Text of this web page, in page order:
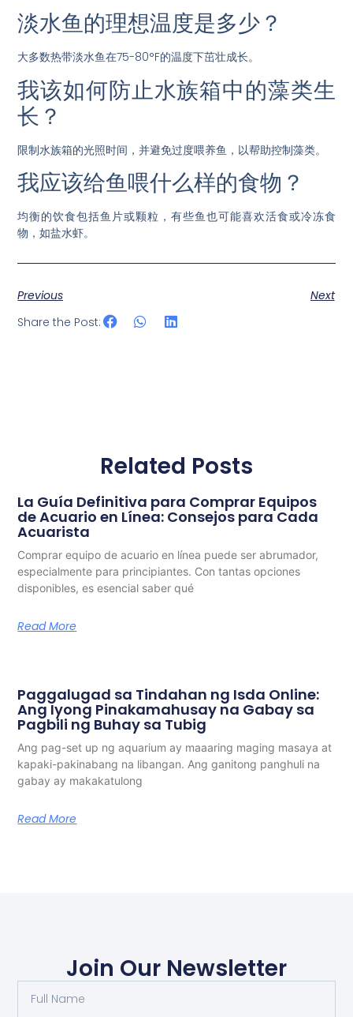
淡水鱼的理想温度是多少？
大多数热带淡水鱼在75-80°F的温度下茁壮成长。
我该如何防止水族箱中的藻类生
长？
限制水族箱的光照时间，并避免过度喂养鱼，以帮助控制藻类。
我应该给鱼喂什么样的食物？
均衡的饮食包括鱼片或颗粒，有些鱼也可能喜欢活食或冷冻食
物，如盐水虾。
Previous
Next
Share the Post:
Related Posts
La Guía Definitiva para Comprar Equipos
de Acuario en Línea: Consejos para Cada
Acuarista
Comprar equipo de acuario en línea puede ser abrumador,
especialmente para principiantes. Con tantas opciones
disponibles, es esencial saber qué
Read More
Paggalugad sa Tindahan ng Isda Online:
Ang Iyong Pinakamahusay na Gabay sa
Pagbili ng Buhay sa Tubig
Ang pag-set up ng aquarium ay maaaring maging masaya at
kapaki-pakinabang na libangan. Ang ganitong panghuli na
gabay ay makakatulong
Read More
Join Our Newsletter